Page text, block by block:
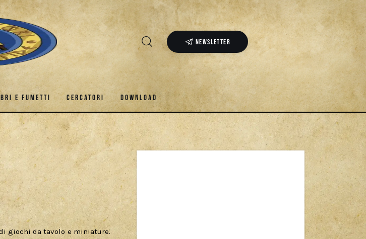
NEWSLETTER
E FUMETTI CERCATORI DOWNLOAD
LIBRI E FUMETTI CERCATORI
giochi da tavolo e miniature.